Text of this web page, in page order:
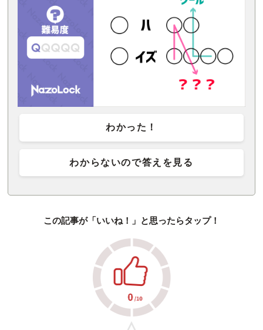
わかった！
わからないので答えを見る
この記事が「いいね！」と思ったらタップ！